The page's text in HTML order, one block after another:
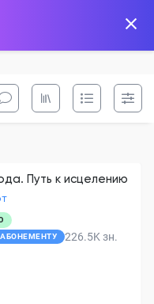
Путь к исцелению
226.5K зн.